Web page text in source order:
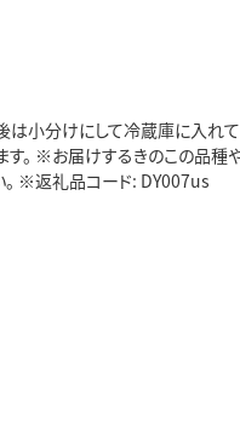
分けにして冷蔵庫に入れて
※お届けするきのこの品種
。 ※返礼品コード: DY007us